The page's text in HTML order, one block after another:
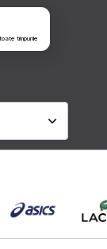
timpurile